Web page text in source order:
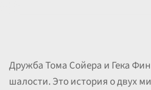
Дружба Тома Сойера и Гека
шалости. Это история о двух